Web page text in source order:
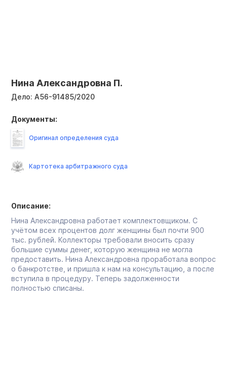
Нина Александровна П.
Дело: А56-91485/2020
Описание:
Нина Александровна работает комплектовщиком. С
учётом всех процентов долг женщины был почти 900
тыс. рублей. Коллекторы требовали вносить сразу
большие суммы денег, которую женщина не могла
предоставить. Нина Александровна проработала вопрос
о банкротстве, и пришла к нам на консультацию, а после
вступила в процедуру. Теперь задолженности
полностью списаны.
Документы:
Оригинал определения суда
Картотека арбитражного суда